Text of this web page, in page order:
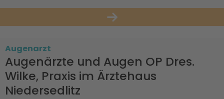
Augenarzt
Augenärzte und Augen OP Dres.
Wilke, Praxis im Ärztehaus
Niedersedlitz